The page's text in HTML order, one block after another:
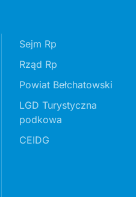
Sejm Rp
Rząd Rp
Powiat Bełchatowski
LGD Turystyczna
podkowa
CEIDG